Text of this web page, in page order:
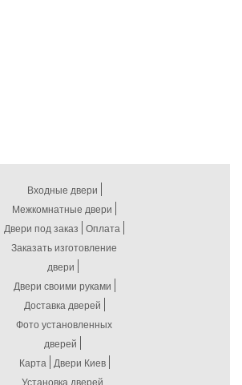
Входные двери
Межкомнатные двери
Двери под заказ Оплата
Заказать изготовление
двери
Двери своими руками
Доставка дверей
Фото установленных
дверей
Карта
Двери Киев
Установка дверей